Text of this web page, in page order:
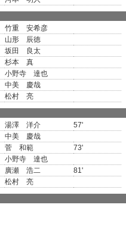
竹重 安希彦
山形 辰徳
坂田 良太
杉本 真
小野寺 達也
中美 慶哉
松村 亮
湯澤 洋介
57'
中美 慶哉
菅 和範
73'
小野寺 達也
廣瀬 浩二
81'
松村 亮